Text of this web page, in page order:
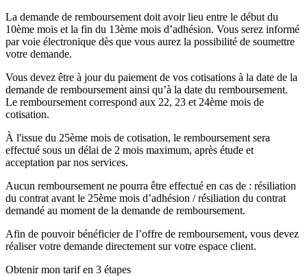
La demande de remboursement doit avoir lieu entre le début du
10ème mois et la fin du 13ème mois d’adhésion. Vous serez informé
par voie électronique dès que vous aurez la possibilité de soumettre
votre demande.
Vous devez être à jour du paiement de vos cotisations à la date de la
demande de remboursement ainsi qu’à la date du remboursement.
Le remboursement correspond aux 22, 23 et 24ème mois de
cotisation.
À l'issue du 25ème mois de cotisation, le remboursement sera
effectué sous un délai de 2 mois maximum, après étude et
acceptation par nos services.
Aucun remboursement ne pourra être effectué en cas de : résiliation
du contrat avant le 25ème mois d’adhésion / résiliation du contrat
demandé au moment de la demande de remboursement.
Afin de pouvoir bénéficier de l’offre de remboursement, vous devez
réaliser votre demande directement sur votre espace client.
Obtenir mon tarif en 3 étapes